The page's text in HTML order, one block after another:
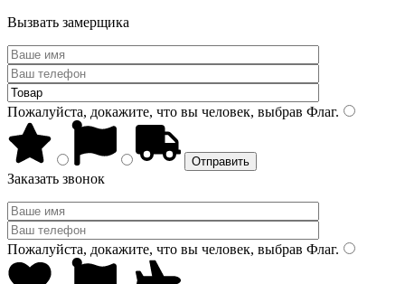
Вызвать замерщика
Пожалуйста, докажите, что вы человек, выбрав Флаг.
Заказать звонок
Пожалуйста, докажите, что вы человек, выбрав Флаг.